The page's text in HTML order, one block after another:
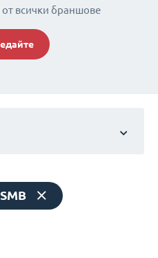
всички браншове
SMB